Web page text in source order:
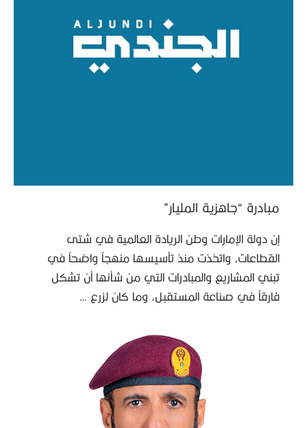
مبادرة “جاهزية المليار”
إن دولة الإمارات وطن الريادة العالمية في شتى
القطاعات، واتخذت منذ تأسيسها منهجاً واضحاً في
تبني المشاريع والمبادرات التي من شأنها أن تشكل
فارقاً في صناعة المستقبل، وما كان لزرع …